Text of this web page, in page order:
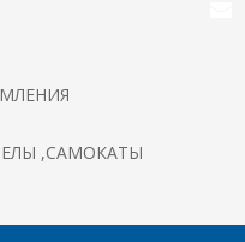
,САМОКАТЫ